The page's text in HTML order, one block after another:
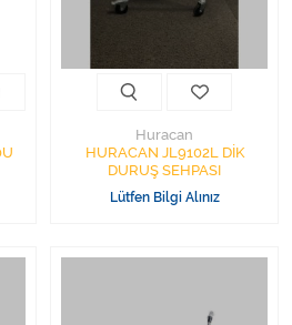
Huracan
HURACAN JL9102L DİK
DURUŞ SEHPASI
Lütfen Bilgi Alınız